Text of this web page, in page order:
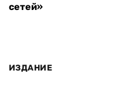
сетей»
ИЗДАНИЕ